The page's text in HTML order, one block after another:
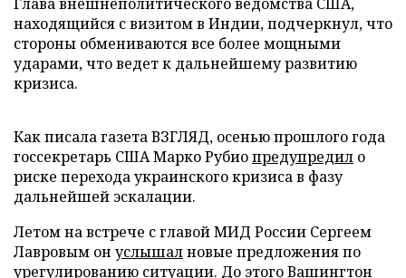
находящийся с визитом в Индии, подчеркнул, что
стороны обмениваются все более мощными
ударами, что ведет к дальнейшему развитию
кризиса.
Как писала газета ВЗГЛЯД, осенью прошлого года
госсекретарь США Марко Рубиопредупредил о
риске перехода украинского кризиса в фазу
дальнейшей эскалации.
Летом на встрече с главой МИД России Сергеем
Лавровым он услышалновые предложения по
урегулированию ситуации. До этого Вашингтон